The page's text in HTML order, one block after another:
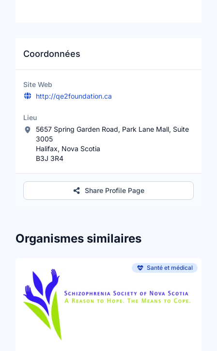
Coordonnées
Site Web
http://qe2foundation.ca
Lieu
5657 Spring Garden Road, Park Lane Mall, Suite
3005
Halifax, Nova Scotia
B3J 3R4
Share Profile Page
Organismes similaires
Santé et médical